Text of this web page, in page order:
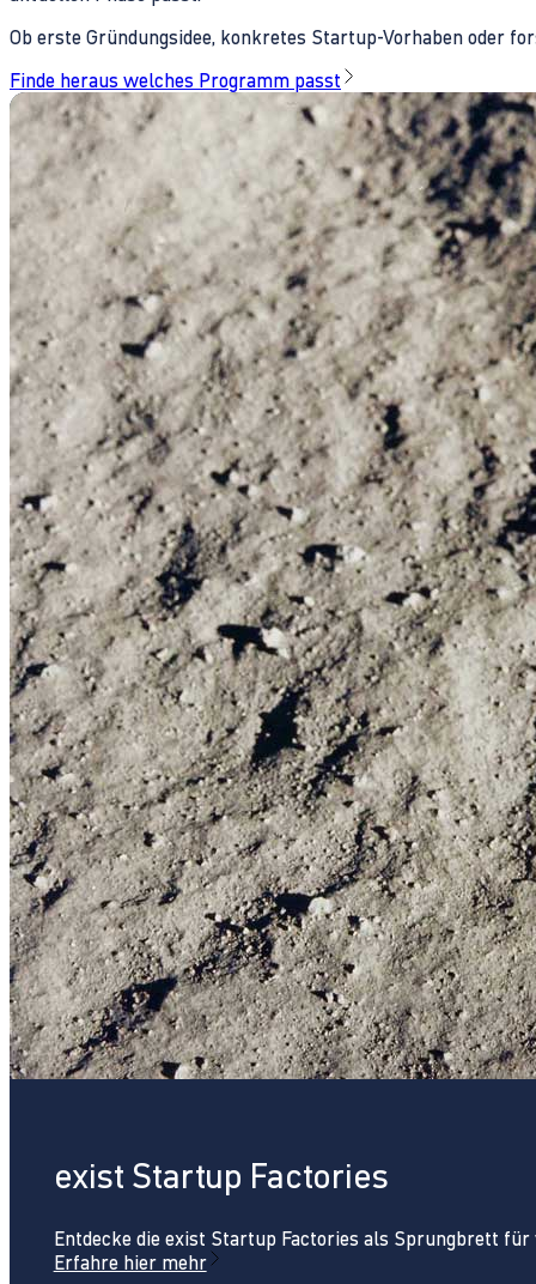
Ob erste Gründungsidee, konkretes Startup-Vorhaben oder
Finde heraus welches Programm passt
exist Startup Factories
Entdecke die exist Startup Factories als Sprungbrett
Erfahre hier mehr